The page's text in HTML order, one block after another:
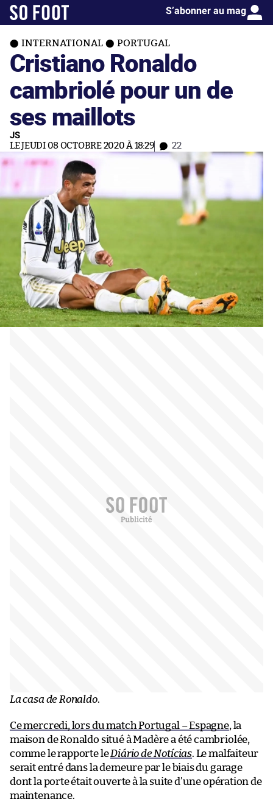
S’abonner au mag
INTERNATIONAL PORTUGAL
Cristiano Ronaldo
cambriolé pour un de
ses maillots
JS
LE JEUDI 08 OCTOBRE 2020 À 18:29 22
La casa de Ronaldo.
Ce mercredi, lors du match Portugal – Espagne, la
maison de Ronaldo situé à Madère a été cambriolée,
comme le rapporte leDiário de Notícias. Le malfaiteur
serait entré dans la demeure par le biais du garage
dont la porte était ouverte à la suite d’une opération de
maintenance.